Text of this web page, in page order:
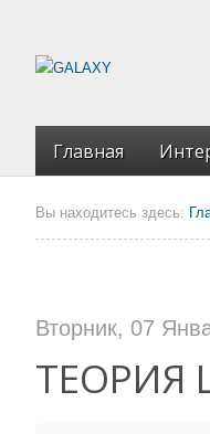
Главная
Вы находитесь здесь:
Вторник, 07
ТЕОРИЯ